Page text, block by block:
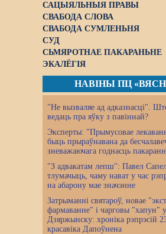
САЦЫЯЛЬНЫЯ ПРАВЫ
СВАБОДА СЛОВА
СВАБОДА СУМЛЕНЬНЯ
СУД
СЬМЯРОТНАЕ ПАКАРАНЬНЕ
ЭКАЛЁГІЯ
НАВІНЫ ПЦ
"Не вызваляе ад адказнасці".
ведаць пра яўку з павіннай?
Эксперты: "Прымусовае
быць прыраўнавана да
зневажаючага годнасць
"З адвакатам лепш": Павел
тлумачыць, чаму нават у час
на абарону мае значэнне
Затрыманні святароў, новае
фармаванне" і чарговы "хапун" у
Дзяржынску: хроніка рэпрэсій
красавіка Дапоўнена